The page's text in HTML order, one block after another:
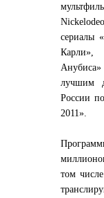
сериалы
лучшим
России
2011».
том